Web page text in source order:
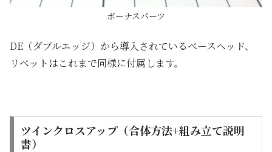
ボーナスパーツ
DE（ダブルエッジ）から導入されているベースヘッド、
リベットはこれまで同様に付属します。
ツインクロスアップ（合体方法+組み立て説明
書）